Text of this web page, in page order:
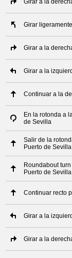
Girar a la
Girar
Girar a la
Girar a la
Continuar a la
En la rotonda a
de Sevilla
Salir de la
Puerto de Sevilla
Roundabout
Puerto de Sevilla
Continuar recto
Girar a la
Girar a la